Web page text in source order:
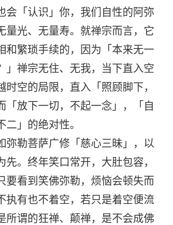
会「认识」你，我们自性的阿弥
量光、无量寿。就禅宗而言，它
和繁琐手续的，因为「本来无一
」禅宗无住、无我，当下直入空
时空的局限，直入「照顾脚下，
「放下一切，不起一念」，「自
」的绝对性。
弥勒菩萨广修「慈心三昧」，以
先。终年笑口常开，大肚包容，
要看到笑佛弥勒，烦恼会顿失而
执有也不着空，若只是着空便流
所谓的狂禅、颠禅，是不会成佛